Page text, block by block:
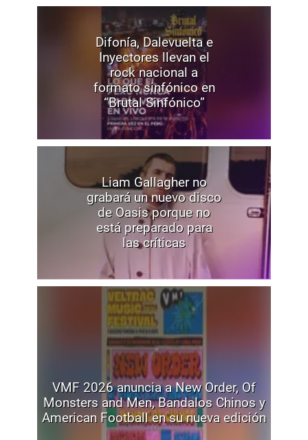
Difonía, Dalevuelta e
Inyectores llevan el
rock nacional a
formato sinfónico en
“Brutal Sinfónico”
Liam Gallagher no
grabará un nuevo disco
de Oasis porque no
está preparado para
las críticas
VMF 2026 anuncia a New Order, Of
Monsters and Men, Bandalos Chinos y
American Football en su nueva edición